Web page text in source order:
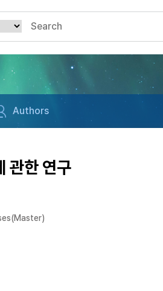
Authors
관한 연구